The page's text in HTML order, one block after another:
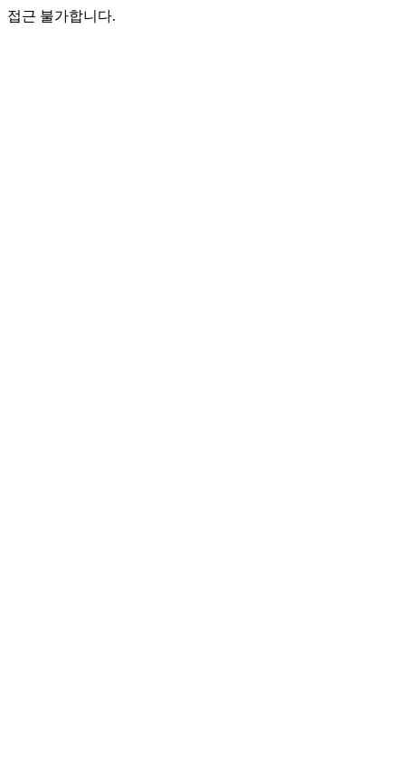
접근 불가합니다.